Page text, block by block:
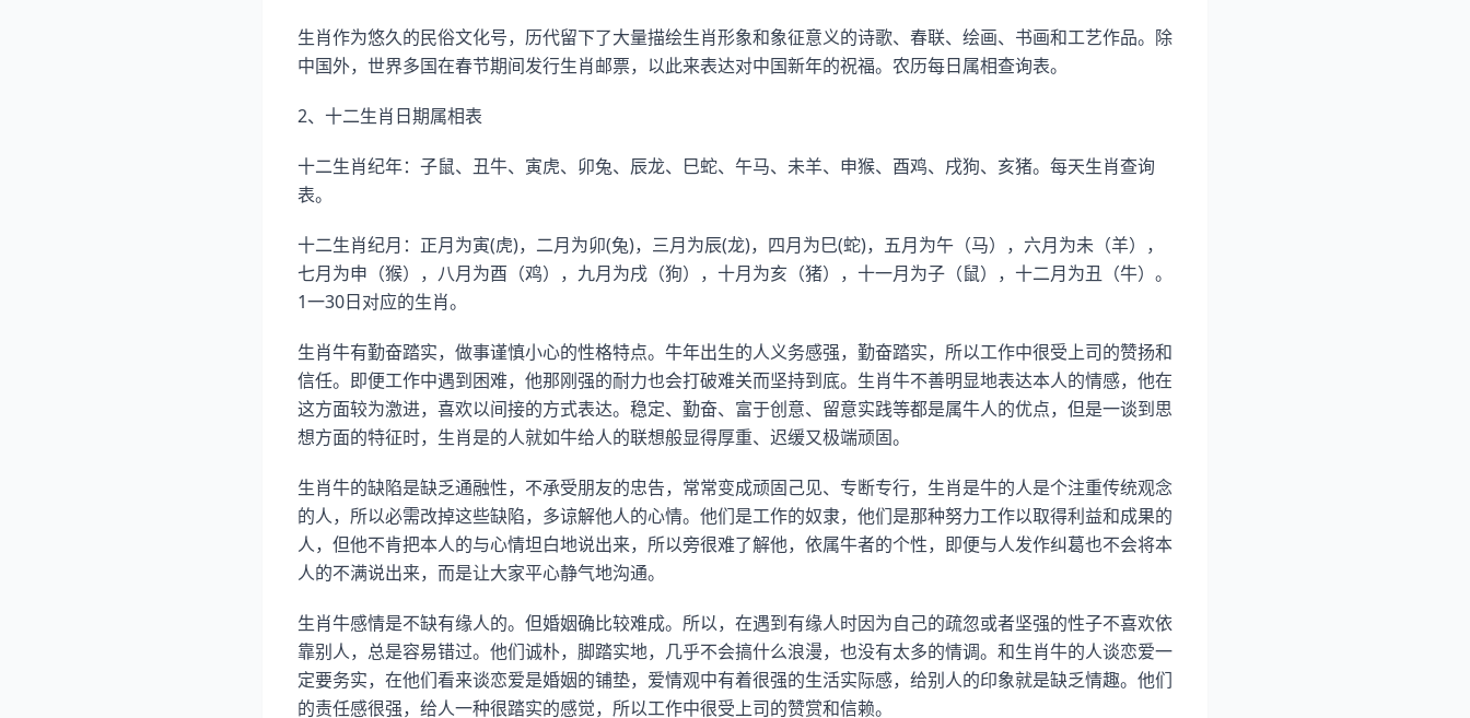
生肖作为悠久的民俗文化号，历代留下了大量描绘生肖形象和象征意义的诗歌、春联、绘画、书画和工艺作品。除
中国外，世界多国在春节期间发行生肖邮票，以此来表达对中国新年的祝福。农历每日属相查询表。
2、十二生肖日期属相表
十二生肖纪年：子鼠、丑牛、寅虎、卯兔、辰龙、巳蛇、午马、未羊、申猴、酉鸡、戌狗、亥猪。每天生肖查询
表。
十二生肖纪月：正月为寅(虎)，二月为卯(兔)，三月为辰(龙)，四月为巳(蛇)，五月为午（马），六月为未（羊），
七月为申（猴），八月为酉（鸡），九月为戌（狗），十月为亥（猪），十一月为子（鼠），十二月为丑（牛）。
1一30日对应的生肖。
生肖牛有勤奋踏实，做事谨慎小心的性格特点。牛年出生的人义务感强，勤奋踏实，所以工作中很受上司的赞扬和
信任。即便工作中遇到困难，他那刚强的耐力也会打破难关而坚持到底。生肖牛不善明显地表达本人的情感，他在
这方面较为激进，喜欢以间接的方式表达。稳定、勤奋、富于创意、留意实践等都是属牛人的优点，但是一谈到思
想方面的特征时，生肖是的人就如牛给人的联想般显得厚重、迟缓又极端顽固。
生肖牛的缺陷是缺乏通融性，不承受朋友的忠告，常常变成顽固己见、专断专行，生肖是牛的人是个注重传统观念
的人，所以必需改掉这些缺陷，多谅解他人的心情。他们是工作的奴隶，他们是那种努力工作以取得利益和成果的
人，但他不肯把本人的与心情坦白地说出来，所以旁很难了解他，依属牛者的个性，即便与人发作纠葛也不会将本
人的不满说出来，而是让大家平心静气地沟通。
生肖牛感情是不缺有缘人的。但婚姻确比较难成。所以，在遇到有缘人时因为自己的疏忽或者坚强的性子不喜欢依
靠别人，总是容易错过。他们诚朴，脚踏实地，几乎不会搞什么浪漫，也没有太多的情调。和生肖牛的人谈恋爱一
定要务实，在他们看来谈恋爱是婚姻的铺垫，爱情观中有着很强的生活实际感，给别人的印象就是缺乏情趣。他们
的责任感很强，给人一种很踏实的感觉，所以工作中很受上司的赞赏和信赖。